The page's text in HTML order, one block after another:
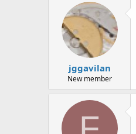
jggavilan
New member